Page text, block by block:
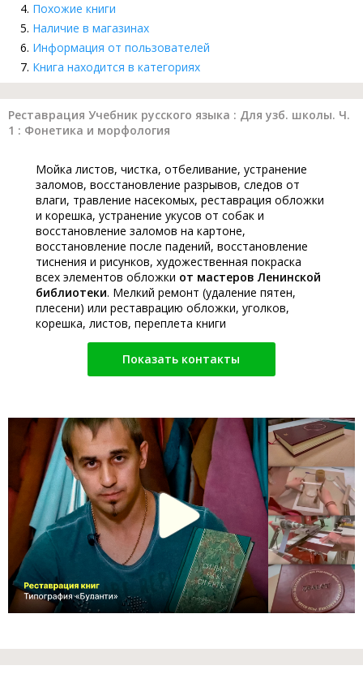
Похожие книги
Наличие в магазинах
Информация от пользователей
Книга находится в категориях
Реставрация Учебник русского языка : Для узб. школы. Ч.
1 : Фонетика и морфология
Мойка листов, чистка, отбеливание, устранение
заломов, восстановление разрывов, следов от
влаги, травление насекомых, реставрация обложки
и корешка, устранение укусов от собак и
восстановление заломов на картоне,
восстановление после падений, восстановление
тиснения и рисунков, художественная покраска
всех элементов обложки от мастеров Ленинской
библиотеки. Мелкий ремонт (удаление пятен,
плесени) или реставрацию обложки, уголков,
корешка, листов, переплета книги
Показать контакты